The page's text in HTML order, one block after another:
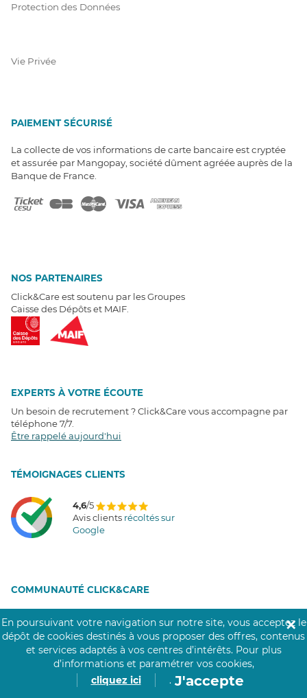
Protection des Données
Vie Privée
PAIEMENT SÉCURISÉ
La collecte de vos informations de carte bancaire est cryptée
et assurée par Mangopay, société dûment agréée auprès de la
Banque de France.
NOS PARTENAIRES
Click&Care est soutenu par les Groupes
Caisse des Dépôts et MAIF.
EXPERTS À VOTRE ÉCOUTE
Un besoin de recrutement ? Click&Care vous accompagne par
téléphone 7/7
Être rappelé aujourd'hui
TÉMOIGNAGES CLIENTS
4,6/5
Avis clients récoltés sur
Google
COMMUNAUTÉ CLICK&CARE
En poursuivant votre navigation sur notre site, vous acceptez le
dépôt de cookies destinés à vous proposer des offres, contenus
et services adaptés à vos centres d’intérêts. Pour plus
d’informations et paramétrer vos cookies,
cliquez ici
. J'accepte
✕